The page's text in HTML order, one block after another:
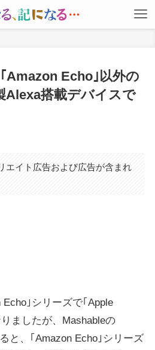
Amazon Echo｣以外の
Alexa搭載デバイスで
エイト広告および広告が含まれ
｣シリーズで｢Apple
ましたが、Mashableの
と、｢Amazon Echo｣シリーズ